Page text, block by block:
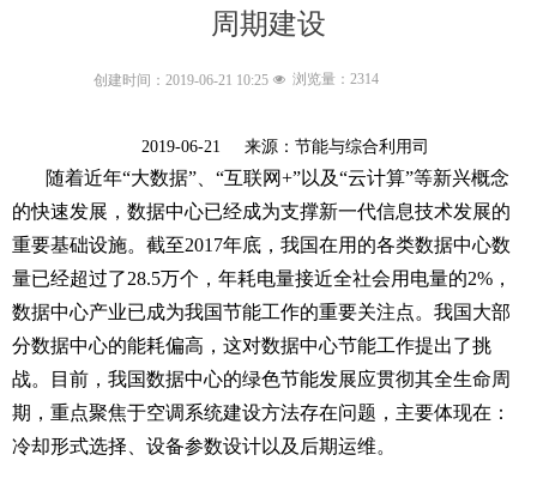
周期建设
2019-06-21 来源：节能与综合利用司
随着近年“大数据”、“互联网+”以及“云计算”等新兴概念
的快速发展，数据中心已经成为支撑新一代信息技术发展的
重要基础设施。截至2017年底，我国在用的各类数据中心数
量已经超过了28.5万个，年耗电量接近全社会用电量的2%，
数据中心产业已成为我国节能工作的重要关注点。我国大部
分数据中心的能耗偏高，这对数据中心节能工作提出了挑
战。目前，我国数据中心的绿色节能发展应贯彻其全生命周
期，重点聚焦于空调系统建设方法存在问题，主要体现在：
冷却形式选择、设备参数设计以及后期运维。
创建时间： 2019-06-21 10:25 넶 浏览量： 2314